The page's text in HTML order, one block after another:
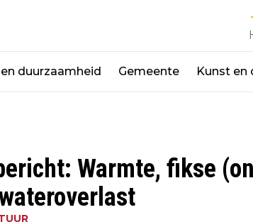
duurzaamheid Gemeente Kunst en
Warmte, fikse